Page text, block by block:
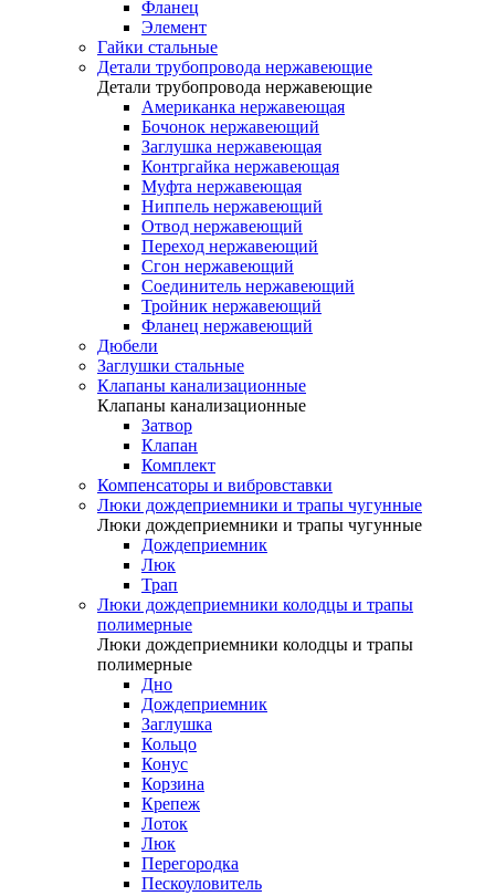
Фланец
Элемент
Гайки стальные
Детали трубопровода нержавеющие
Детали трубопровода нержавеющие
Американка нержавеющая
Бочонок нержавеющий
Заглушка нержавеющая
Контргайка нержавеющая
Муфта нержавеющая
Ниппель нержавеющий
Отвод нержавеющий
Переход нержавеющий
Сгон нержавеющий
Соединитель нержавеющий
Тройник нержавеющий
Фланец нержавеющий
Дюбели
Заглушки стальные
Клапаны канализационные
Клапаны канализационные
Затвор
Клапан
Комплект
Компенсаторы и вибровставки
Люки дождеприемники и трапы чугунные
Люки дождеприемники и трапы чугунные
Дождеприемник
Люк
Трап
Люки дождеприемники колодцы и трапы
полимерные
Люки дождеприемники колодцы и трапы
полимерные
Дно
Дождеприемник
Заглушка
Кольцо
Конус
Корзина
Крепеж
Лоток
Люк
Перегородка
Пескоуловитель